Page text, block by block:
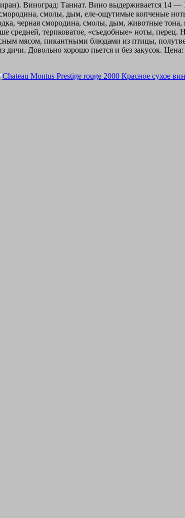
Виноград: Таннат. Вино выдерживается 14
смолы, дым, еле-ощутимые копченые
черная смородина, смолы, дым, животные
терпковатое, «съедобные» ноты, перец.
мясом, пикантными блюдами из птицы,
Довольно хорошо пьется и без закусок.